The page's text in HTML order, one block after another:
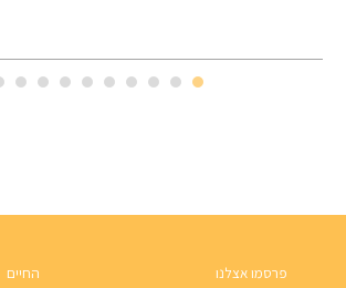
פרסמו אצלנו
החיים